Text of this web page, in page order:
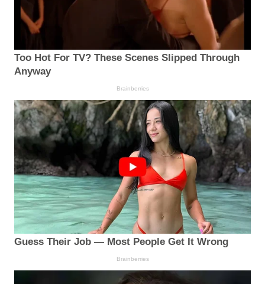
Too Hot For TV? These Scenes Slipped Through
Anyway
Brainberries
Guess Their Job — Most People Get It Wrong
Brainberries